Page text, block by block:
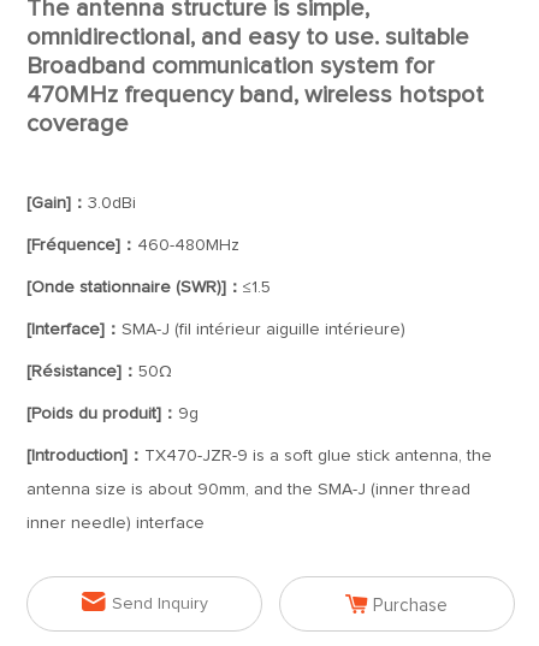
The antenna structure is simple,
omnidirectional, and easy to use. suitable
Broadband communication system for
470MHz frequency band, wireless hotspot
coverage
[Gain]：3.0dBi
[Fréquence]： 460-480MHz
[Onde stationnaire (SWR)]：≤1.5
[Interface]：SMA-J (fil intérieur aiguille intérieure)
[Résistance]：50Ω
[Poids du produit]： 9g
[Introduction]： TX470-JZR-9 is a soft glue stick antenna, the
antenna size is about 90mm, and the SMA-J (inner thread
inner needle) interface
 Send Inquiry  Purchase